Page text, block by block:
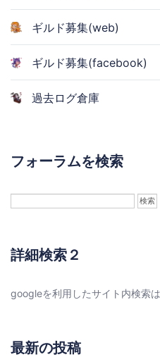
ギルド募集(web)
ギルド募集(facebook)
過去ログ倉庫
フォーラムを検索
詳細検索２
googleを利用したサイト内検索
最新の投稿